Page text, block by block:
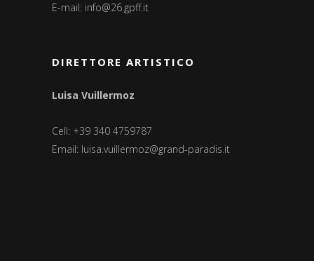
E-mail: info@26.gpff.it
DIRETTORE ARTISTICO
Luisa Vuillermoz
Cell: +39 340 4759787
Email: luisa.vuillermoz@grand-paradis.it